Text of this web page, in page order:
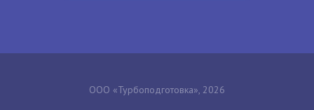
ООО «Турбоподготовка», 2026